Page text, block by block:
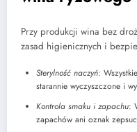
Przy produkcji wina bez
zasad higienicznych i
Sterylność naczyń:
starannie wyczyszczone i
Kontrola smaku i zapachu:
zapachów ani oznak